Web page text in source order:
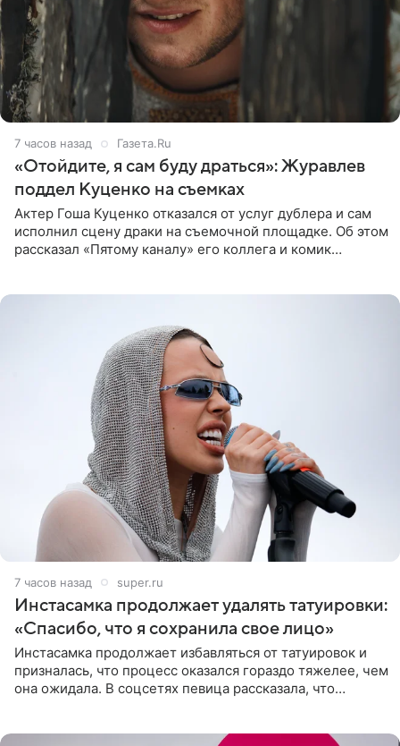
7 часов назад Газета.Ru
«Отойдите, я сам буду драться»: Журавлев
поддел Куценко на съемках
Актер Гоша Куценко отказался от услуг дублера и сам
исполнил сцену драки на съемочной площадке. Об этом
рассказал «Пятому каналу» его коллега и комик
7 часов назад super.ru
Инстасамка продолжает удалять татуировки:
«Спасибо, что я сохранила свое лицо»
Инстасамка продолжает избавляться от татуировок и
призналась, что процесс оказался гораздо тяжелее, чем
она ожидала. В соцсетях певица рассказала, что